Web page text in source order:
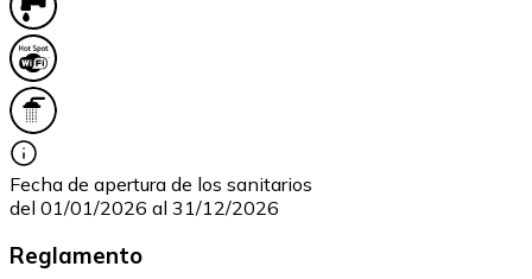
Fecha de apertura de los sanitarios
del 01/01/2026 al 31/12/2026
Reglamento